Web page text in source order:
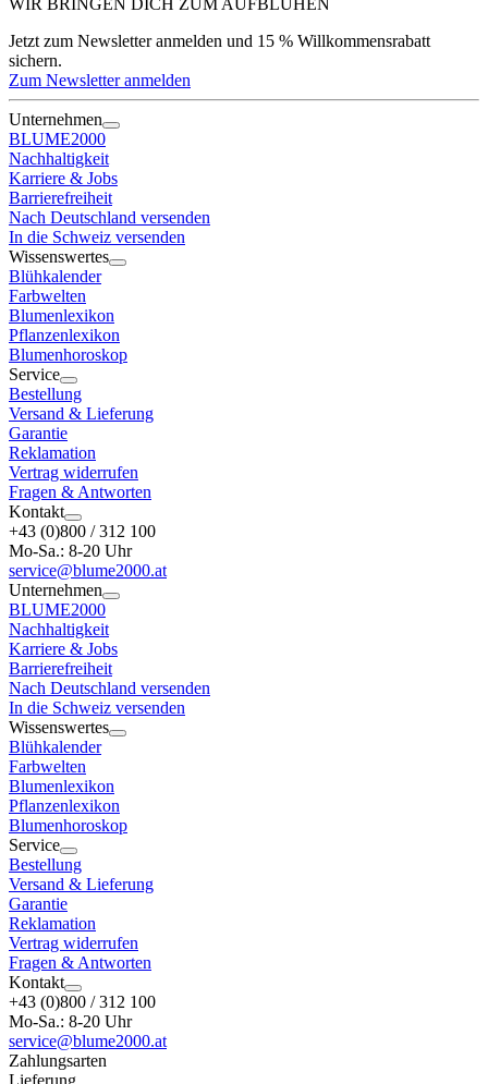
WIR BRINGEN DICH ZUM AUFBLÜHEN
Jetzt zum Newsletter anmelden und 15 % Willkommensrabatt
sichern.
Zum Newsletter anmelden
Unternehmen
BLUME2000
Nachhaltigkeit
Karriere & Jobs
Barrierefreiheit
Nach Deutschland versenden
In die Schweiz versenden
Wissenswertes
Blühkalender
Farbwelten
Blumenlexikon
Pflanzenlexikon
Blumenhoroskop
Service
Bestellung
Versand & Lieferung
Garantie
Reklamation
Vertrag widerrufen
Fragen & Antworten
Kontakt
+43 (0)800 / 312 100
Mo-Sa.: 8-20 Uhr
service@blume2000.at
Unternehmen
BLUME2000
Nachhaltigkeit
Karriere & Jobs
Barrierefreiheit
Nach Deutschland versenden
In die Schweiz versenden
Wissenswertes
Blühkalender
Farbwelten
Blumenlexikon
Pflanzenlexikon
Blumenhoroskop
Service
Bestellung
Versand & Lieferung
Garantie
Reklamation
Vertrag widerrufen
Fragen & Antworten
Kontakt
+43 (0)800 / 312 100
Mo-Sa.: 8-20 Uhr
service@blume2000.at
Zahlungsarten